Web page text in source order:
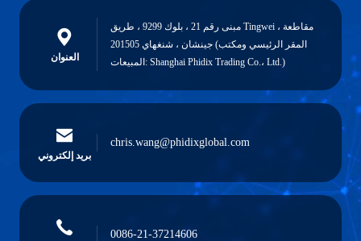
العنوان
مبنى رقم 21 ، بلوك 9299 ، طريق Tingwei ، مقاطعة
جينشان ، شنغهاي 201505 (المقر الرئيسي ومكتب
المبيعات: Shanghai Phidix Trading Co.، Ltd.)
بريد إلكتروني
chris.wang@phidixglobal.com
0086-21-37214606